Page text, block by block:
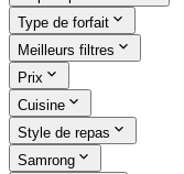
Type de forfait
Meilleurs filtres
Prix
Cuisine
Style de repas
Samrong